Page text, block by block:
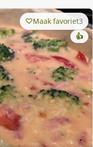
Maak favoriet3
👍